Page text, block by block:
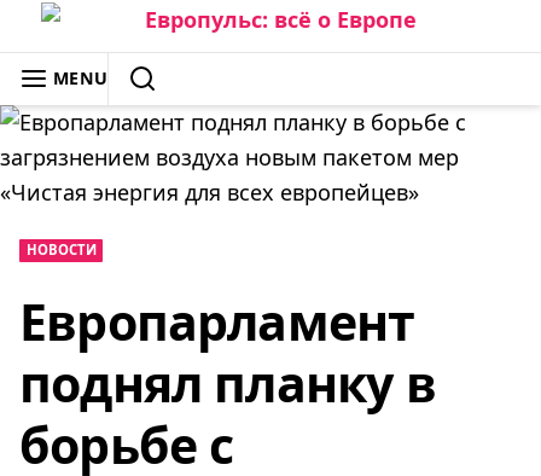
Skip
to
content
ЕВРОПУЛЬС: ВСЁ О ЕВРОПЕ
MENU
SEARCH
НОВОСТИ
Европарламент
поднял планку в
борьбе с